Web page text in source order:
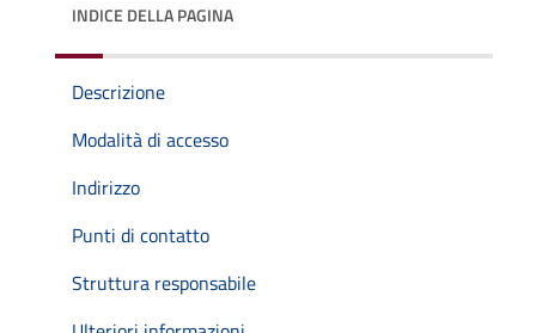
INDICE DELLA PAGINA
Descrizione
Modalità di accesso
Indirizzo
Punti di contatto
Struttura responsabile